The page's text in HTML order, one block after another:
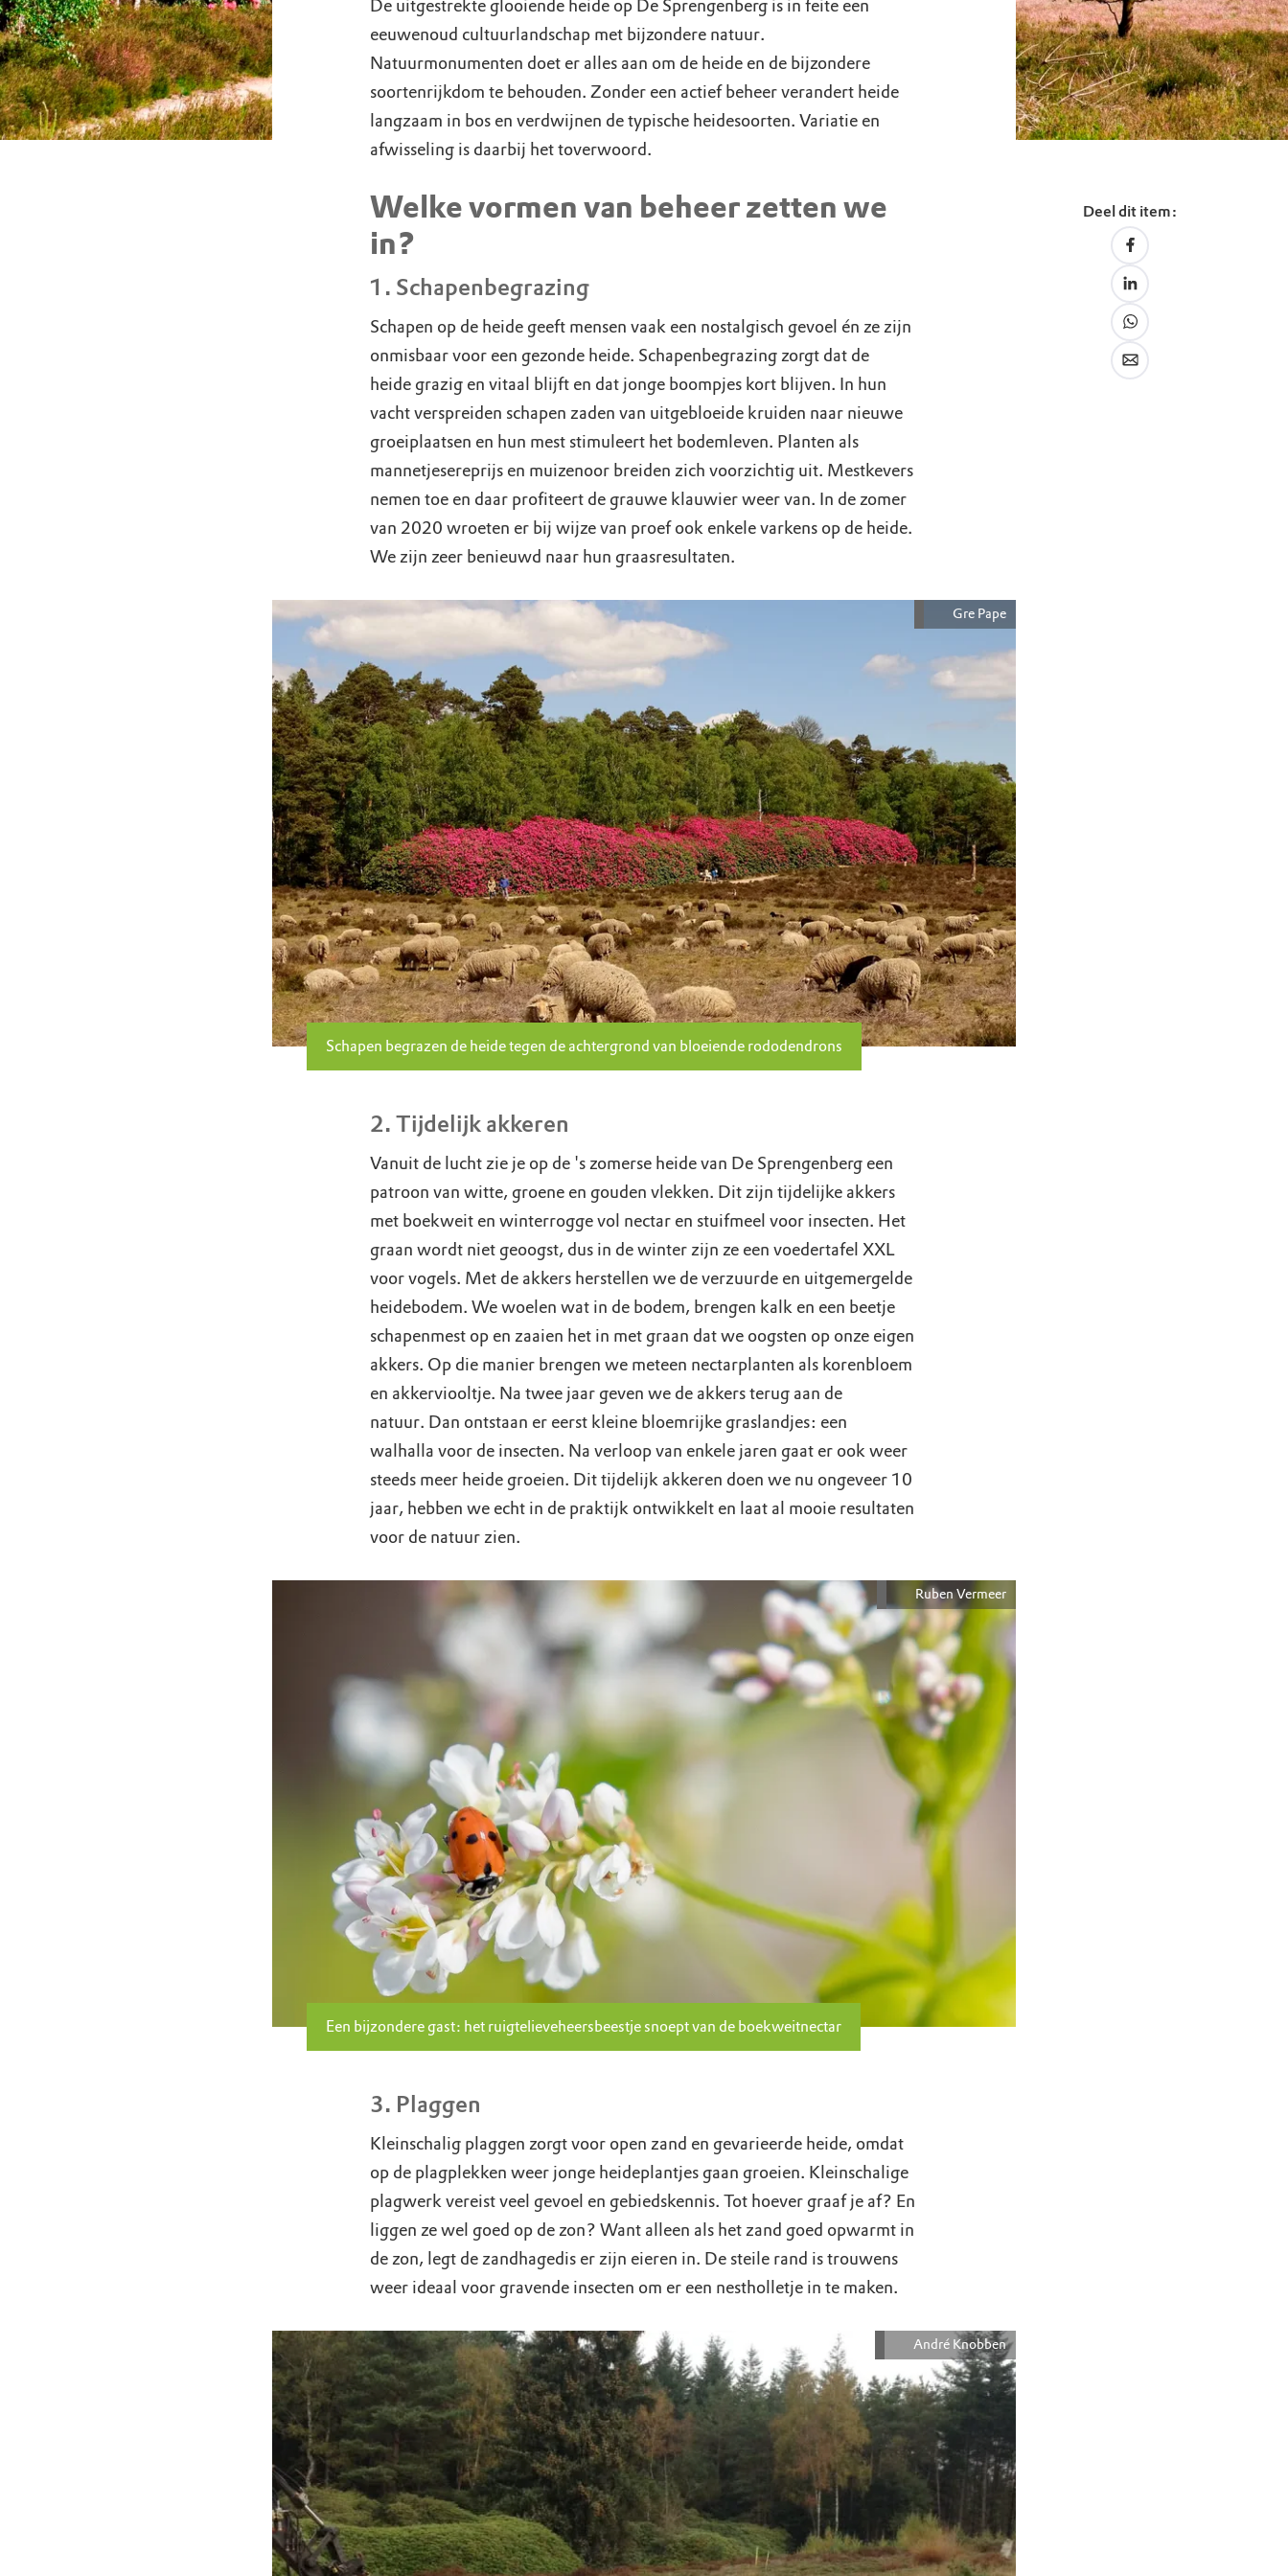
De uitgestrekte glooiende heide op De Sprengenberg is in feite een
eeuwenoud cultuurlandschap met bijzondere natuur.
Natuurmonumenten doet er alles aan om de heide en de bijzondere
soortenrijkdom te behouden. Zonder een actief beheer verandert heide
langzaam in bos en verdwijnen de typische heidesoorten. Variatie en
afwisseling is daarbij het toverwoord.
Welke vormen van beheer zetten we
in?
1. Schapenbegrazing
Schapen op de heide geeft mensen vaak een nostalgisch gevoel én ze zijn
onmisbaar voor een gezonde heide. Schapenbegrazing zorgt dat de
heide grazig en vitaal blijft en dat jonge boompjes kort blijven. In hun
vacht verspreiden schapen zaden van uitgebloeide kruiden naar nieuwe
groeiplaatsen en hun mest stimuleert het bodemleven. Planten als
mannetjesereprijs en muizenoor breiden zich voorzichtig uit. Mestkevers
nemen toe en daar profiteert de grauwe klauwier weer van. In de zomer
van 2020 wroeten er bij wijze van proef ook enkele varkens op de heide.
We zijn zeer benieuwd naar hun graasresultaten.
Gre Pape
Schapen begrazen de heide tegen de achtergrond van bloeiende rododendrons
2. Tijdelijk akkeren
Vanuit de lucht zie je op de 's zomerse heide van De Sprengenberg een
patroon van witte, groene en gouden vlekken. Dit zijn tijdelijke akkers
met boekweit en winterrogge vol nectar en stuifmeel voor insecten. Het
graan wordt niet geoogst, dus in de winter zijn ze een voedertafel XXL
voor vogels. Met de akkers herstellen we de verzuurde en uitgemergelde
heidebodem. We woelen wat in de bodem, brengen kalk en een beetje
schapenmest op en zaaien het in met graan dat we oogsten op onze eigen
akkers. Op die manier brengen we meteen nectarplanten als korenbloem
en akkerviooltje. Na twee jaar geven we de akkers terug aan de
natuur. Dan ontstaan er eerst kleine bloemrijke graslandjes: een
walhalla voor de insecten. Na verloop van enkele jaren gaat er ook weer
steeds meer heide groeien. Dit tijdelijk akkeren doen we nu ongeveer 10
jaar, hebben we echt in de praktijk ontwikkelt en laat al mooie resultaten
voor de natuur zien.
Ruben Vermeer
Een bijzondere gast: het ruigtelieveheersbeestje snoept van de boekweitnectar
3. Plaggen
Kleinschalig plaggen zorgt voor open zand en gevarieerde heide, omdat
op de plagplekken weer jonge heideplantjes gaan groeien. Kleinschalige
plagwerk vereist veel gevoel en gebiedskennis. Tot hoever graaf je af? En
liggen ze wel goed op de zon? Want alleen als het zand goed opwarmt in
de zon, legt de zandhagedis er zijn eieren in. De steile rand is trouwens
weer ideaal voor gravende insecten om er een nestholletje in te maken.
André Knobben
Deel dit item: